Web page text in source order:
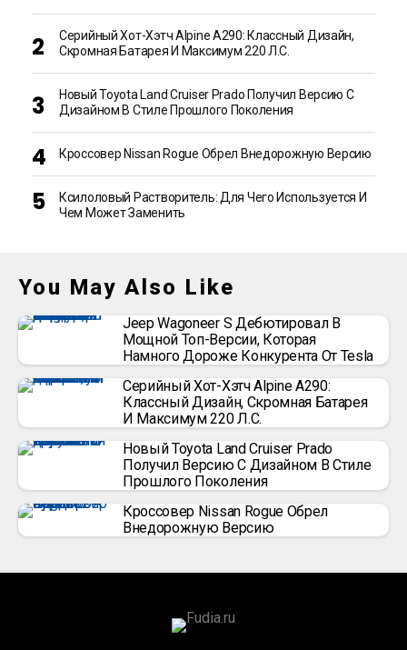
Серийный Хот-Хэтч Alpine A290: Классный Дизайн,
Скромная Батарея И Максимум 220 Л.с.
Новый Toyota Land Cruiser Prado Получил Версию С
Дизайном В Стиле Прошлого Поколения
Кроссовер Nissan Rogue Обрел Внедорожную Версию
Ксилоловый Растворитель: Для Чего Используется И
Чем Может Заменить
You May Also Like
Jeep Wagoneer S Дебютировал В
Мощной Топ-Версии, Которая
Намного Дороже Конкурента От Tesla
Серийный Хот-Хэтч Alpine A290:
Классный Дизайн, Скромная Батарея
И Максимум 220 Л.с.
Новый Toyota Land Cruiser Prado
Получил Версию С Дизайном В Стиле
Прошлого Поколения
Кроссовер Nissan Rogue Обрел
Внедорожную Версию